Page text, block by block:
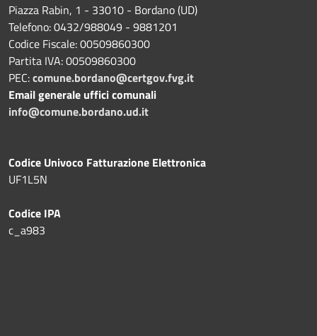
Piazza Rabin, 1 - 33010 - Bordano (UD)
Telefono: 0432/988049 - 9881201
Codice Fiscale: 00509860300
Partita IVA: 00509860300
PEC:comune.bordano@certgov.fvg.it
Email generale uffici comunali
info@comune.bordano.ud.it
Codice Univoco Fatturazione Elettronica
UF1L5N
Codice IPA
c_a983